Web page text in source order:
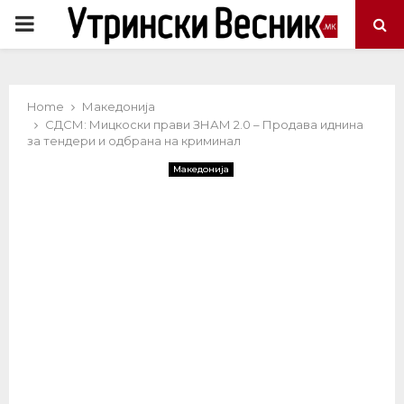
PRIMARY
Home
Македонија
СДСМ: Мицкоски прави ЗНАМ 2.0 – Продава иднина
за тендери и одбрана на криминал
Македонија